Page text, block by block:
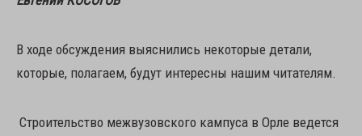
В ходе обсуждения выяснились некоторые детали,
которые, полагаем, будут интересны нашим читателям.
Строительство межвузовского кампуса в Орле ведется